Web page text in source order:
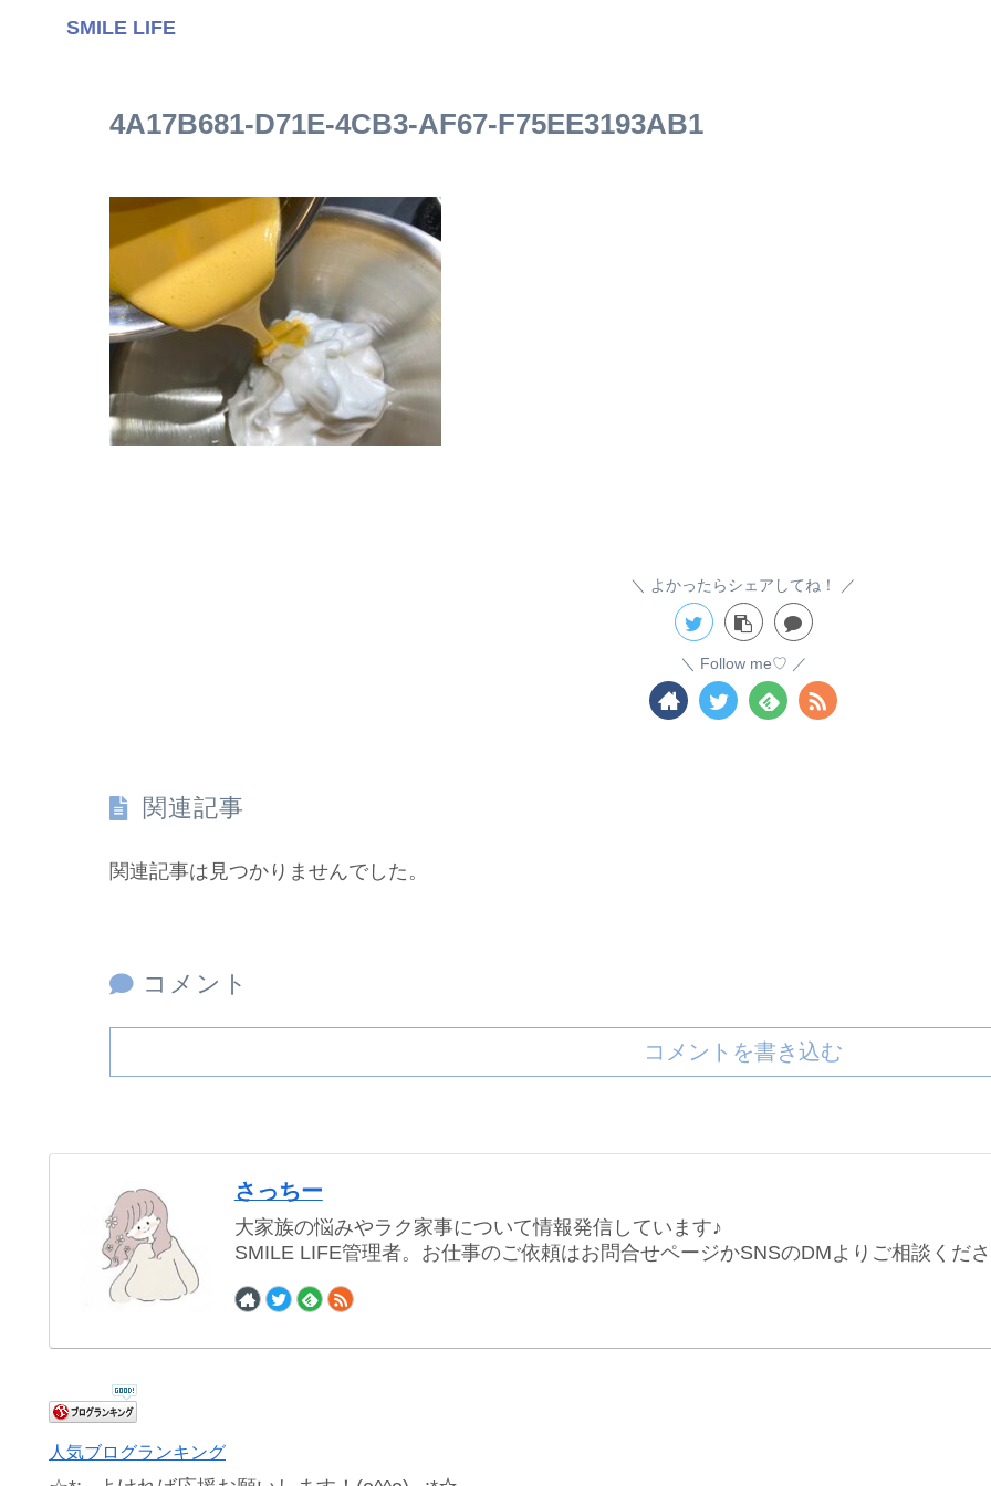
SMILE LIFE
4A17B681-D71E-4CB3-AF67-F75EE3193AB1
よかったらシェアしてね！
Follow me♡
関連記事
関連記事は見つかりませんでした。
コメント
コメントを書き込む
さっちー
大家族の悩みやラク家事について情報発信しています♪
SMILE LIFE管理者。お仕事のご依頼はお問合せページかSNSのDMよりご相談くだ
人気ブログランキング